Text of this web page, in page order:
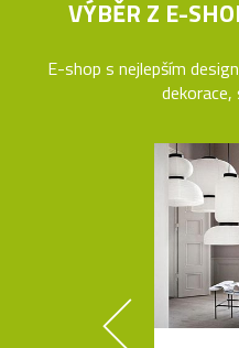
VÝBĚR Z E-
E-shop s nejlepším
dekorace,